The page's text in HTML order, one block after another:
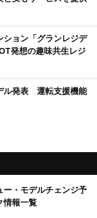
ション「グランレジデ
発想の趣味共生レジ
ル発表 運転支援機能
ー・モデルチェンジ予
情報一覧